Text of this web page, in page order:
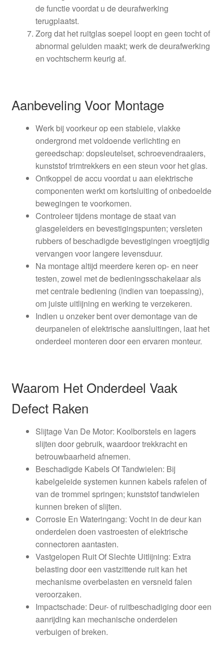
de functie voordat u de deurafwerking
terugplaatst.
Zorg dat het ruitglas soepel loopt en geen tocht of
abnormal geluiden maakt; werk de deurafwerking
en vochtscherm keurig af.
Aanbeveling Voor Montage
Werk bij voorkeur op een stabiele, vlakke
ondergrond met voldoende verlichting en
gereedschap: dopsleutelset, schroevendraaiers,
kunststof trimtrekkers en een steun voor het glas.
Ontkoppel de accu voordat u aan elektrische
componenten werkt om kortsluiting of onbedoelde
bewegingen te voorkomen.
Controleer tijdens montage de staat van
glasgeleiders en bevestigingspunten; versleten
rubbers of beschadigde bevestigingen vroegtijdig
vervangen voor langere levensduur.
Na montage altijd meerdere keren op- en neer
testen, zowel met de bedieningsschakelaar als
met centrale bediening (indien van toepassing),
om juiste uitlijning en werking te verzekeren.
Indien u onzeker bent over demontage van de
deurpanelen of elektrische aansluitingen, laat het
onderdeel monteren door een ervaren monteur.
Waarom Het Onderdeel Vaak
Defect Raken
Slijtage Van De Motor: Koolborstels en lagers
slijten door gebruik, waardoor trekkracht en
betrouwbaarheid afnemen.
Beschadigde Kabels Of Tandwielen: Bij
kabelgeleide systemen kunnen kabels rafelen of
van de trommel springen; kunststof tandwielen
kunnen breken of slijten.
Corrosie En Wateringang: Vocht in de deur kan
onderdelen doen vastroesten of elektrische
connectoren aantasten.
Vastgelopen Ruit Of Slechte Uitlijning: Extra
belasting door een vastzittende ruit kan het
mechanisme overbelasten en versneld falen
veroorzaken.
Impactschade: Deur- of ruitbeschadiging door een
aanrijding kan mechanische onderdelen
verbuigen of breken.